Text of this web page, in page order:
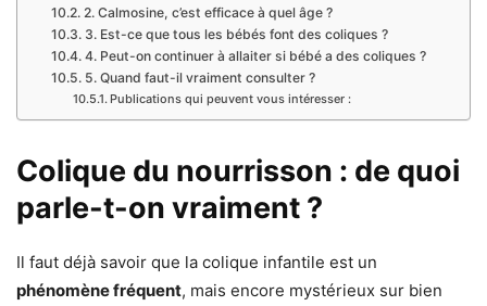
2. Calmosine, c’est efficace à quel âge ?
3. Est-ce que tous les bébés font des coliques ?
4. Peut-on continuer à allaiter si bébé a des coliques ?
5. Quand faut-il vraiment consulter ?
Publications qui peuvent vous intéresser :
Colique du nourrisson : de quoi
parle-t-on vraiment ?
Il faut déjà savoir que la colique infantile est un
phénomène fréquent, mais encore mystérieux sur bien